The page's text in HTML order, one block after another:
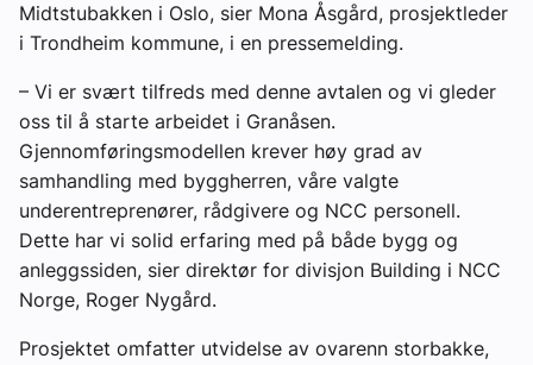
Midtstubakken i Oslo, sier Mona Åsgård, prosjektleder
i Trondheim kommune, i en pressemelding.
– Vi er svært tilfreds med denne avtalen og vi gleder
oss til å starte arbeidet i Granåsen.
Gjennomføringsmodellen krever høy grad av
samhandling med byggherren, våre valgte
underentreprenører, rådgivere og NCC personell.
Dette har vi solid erfaring med på både bygg og
anleggssiden, sier direktør for divisjon Building i NCC
Norge, Roger Nygård.
Prosjektet omfatter utvidelse av ovarenn storbakke,